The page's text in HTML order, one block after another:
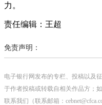
力。
责任编辑：王超
免责声明：
电子银行网发布的专栏、投稿以及
于作者投稿或转载自相关作品方；
联系我们（联系邮箱：